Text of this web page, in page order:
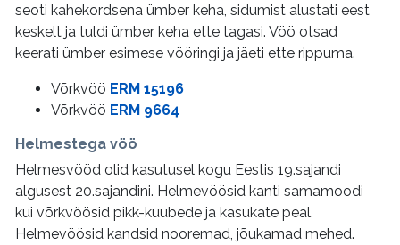
seoti kahekordsena ümber keha, sidumist alustati eest
keskelt ja tuldi ümber keha ette tagasi. Vöö otsad
keerati ümber esimese vööringi ja jäeti ette rippuma.
Võrkvöö ERM 15196
Võrkvöö ERM 9664
Helmestega vöö
Helmesvööd olid kasutusel kogu Eestis 19.sajandi
algusest 20.sajandini. Helmevöösid kanti samamoodi
kui võrkvöösid pikk-kuubede ja kasukate peal.
Helmevöösid kandsid nooremad, jõukamad mehed.